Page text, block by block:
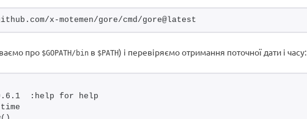
x-motemen/gore/cmd/gore@latest
про $GOPATH/binв $PATH) і перевіряємо отримання поточної дати і часу:
:help for help